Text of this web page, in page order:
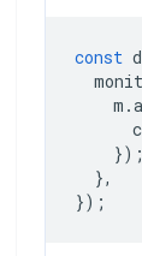
const
m .
});
},
});